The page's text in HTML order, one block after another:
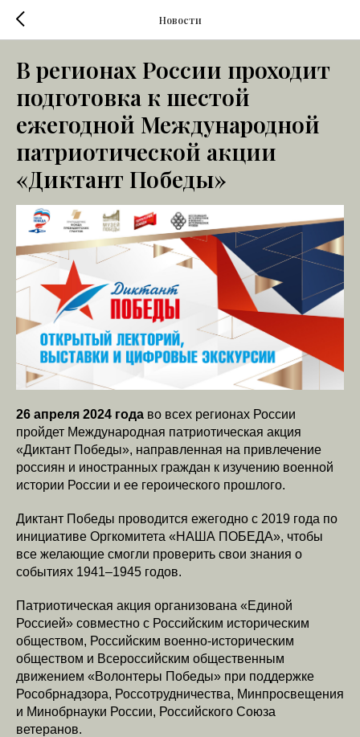
Новости
В регионах России проходит
подготовка к шестой
ежегодной Международной
патриотической акции
«Диктант Победы»
26 апреля 2024 года во всех регионах России
пройдет Международная патриотическая акция
«Диктант Победы», направленная на привлечение
россиян и иностранных граждан к изучению военной
истории России и ее героического прошлого.
Диктант Победы проводится ежегодно с 2019 года по
инициативе Оргкомитета «НАША ПОБЕДА», чтобы
все желающие смогли проверить свои знания о
событиях 1941–1945 годов.
Патриотическая акция организована «Единой
Россией» совместно с Российским историческим
обществом, Российским военно-историческим
обществом и Всероссийским общественным
движением «Волонтеры Победы» при поддержке
Рособрнадзора, Россотрудничества, Минпросвещения
и Минобрнауки России, Российского Союза
ветеранов.